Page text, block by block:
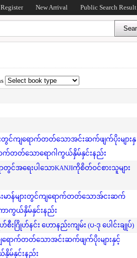
Register New Arrival Public Search Result
တွင်ကျရောက်တတ်သောအင်းဆက်ဖျက်ပိုးများနှ
ောက်တတ်သောရောဂါကွယ်နှိမ်နှင်းနည်း
င်အရေးပါသောKANJIကိုစိတ်ဝင်စားသူများ
းမာန်များတွင်ကျရောက်တတ်သောအ်ငးဆက်
းကာကွယ်နှိမ်နှင်းနည်း
းဂြိုဟ်နင်း ဟောနည်းကျမ်း (ပ-ဒု ပေါင်းချုပ်)
ရောက်တတ်သောအင်းဆက်ဖျက်ပိုးများနှင့်
နှိမ်နှင်းနည်း